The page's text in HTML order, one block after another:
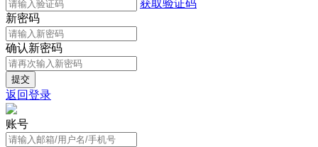
获取验证码
新密码
确认新密码
返回登录
账号